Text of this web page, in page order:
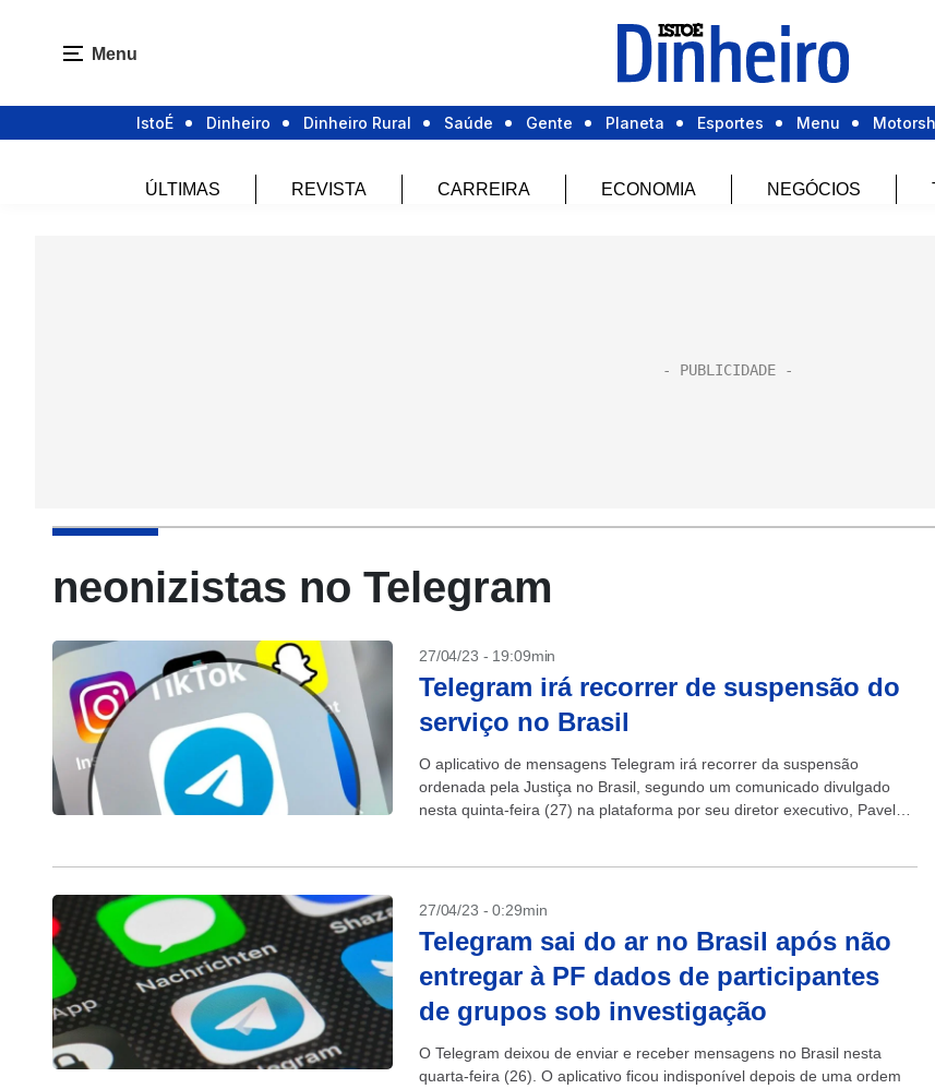
Menu
IstoÉ Dinheiro Dinheiro Rural Saúde Gente Planeta Esportes Menu
ÚLTIMAS REVISTA CARREIRA ECONOMIA NEGÓCIOS
neonizistas no Telegram
27/04/23 - 19:09min
Telegram irá recorrer de suspensão do
serviço no Brasil
O aplicativo de mensagens Telegram irá recorrer da suspensão
ordenada pela Justiça no Brasil, segundo um comunicado divulgado
nesta quinta-feira (27) na plataforma por seu diretor executivo, Pavel
27/04/23 - 0:29min
Telegram sai do ar no Brasil após não
entregar à PF dados de participantes
de grupos sob investigação
O Telegram deixou de enviar e receber mensagens no Brasil nesta
quarta-feira (26). O aplicativo ficou indisponível depois de uma ordem